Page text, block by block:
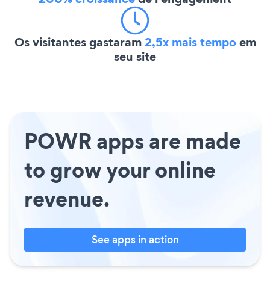
Os visitantes gastaram2,5x mais tempoem
seu site
POWR apps are made
to grow your online
revenue.
See apps in action